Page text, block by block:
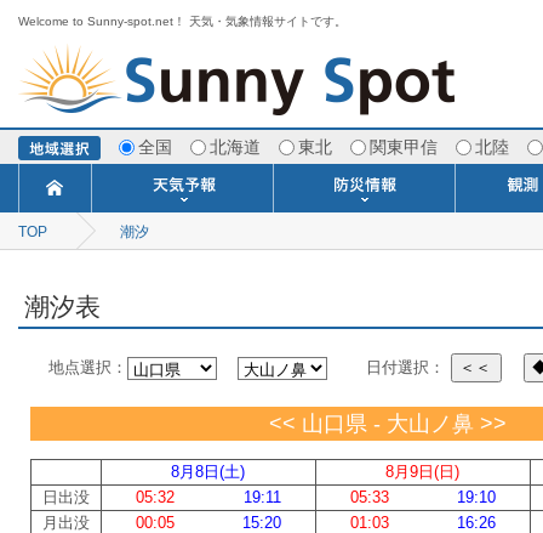
Welcome to Sunny-spot.net！ 天気・気象情報サイトです。
全国 北海道 東北 関東甲信 北陸
今日明日の天気
ポイント予報
週間天気予報
寒・暖候期予報
TOP 潮汐
潮汐表
地点選択： 日付選択： ＜＜
<< 山口県 - 大山ノ鼻 >>
8月8日(土)
8月9日(日)
日出没
05:32 19:11 05:33
19:10
月出没
00:05 15:20 01:03
16:26